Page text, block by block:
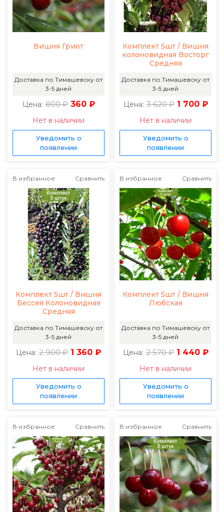
Вишня Гриот
Доставка по Тимашевску от
3-5 дней
Цена: 800 ₽ 360 ₽
Нет в наличии
Уведомить о
появлении
Комплект 5шт / Вишня
колоновидная Восторг
Средняя
Доставка по Тимашевску от
3-5 дней
Цена: 3 620 ₽ 1 700 ₽
Нет в наличии
Уведомить о
появлении
В избранное Сравнить
Комплект 5шт / Вишня
Бессея Колоновидная
Средняя
Доставка по Тимашевску от
3-5 дней
Цена: 2 900 ₽ 1 360 ₽
Нет в наличии
Уведомить о
появлении
В избранное Сравнить
Комплект 5шт / Вишня
Любская
Доставка по Тимашевску от
3-5 дней
Цена: 2 570 ₽ 1 440 ₽
Нет в наличии
Уведомить о
появлении
В избранное Сравнить В избранное Сравнить